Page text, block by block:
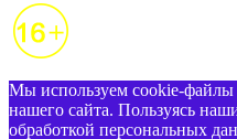
Мы используем cookie-файлы
нашего сайта. Пользуясь
обработкой персональных